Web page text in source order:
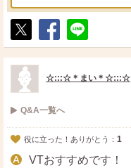
ポ
ス
ト
シ
ェ
送
る
☆:::☆＊まい＊☆:::☆
Q&A一覧へ
役に立った！ありがとう： 1
VTおすすめです！